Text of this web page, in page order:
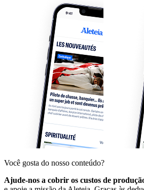
Você gosta do nosso conteúdo?
Ajude-nos a cobrir os custos de